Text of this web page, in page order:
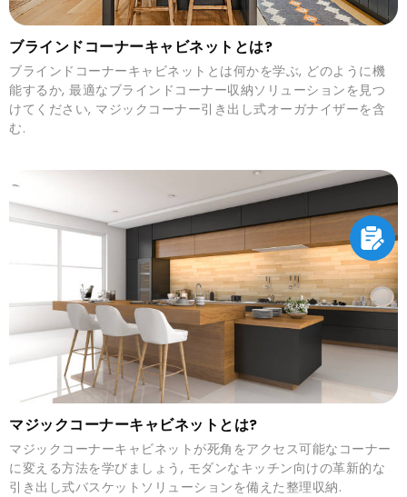
ブラインドコーナーキャビネットとは?
ブラインドコーナーキャビネットとは何かを学ぶ, どのように機
能するか, 最適なブラインドコーナー収納ソリューションを見つ
けてください, マジックコーナー引き出し式オーガナイザーを含
む.
マジックコーナーキャビネットとは?
マジックコーナーキャビネットが死角をアクセス可能なコーナー
に変える方法を学びましょう, モダンなキッチン向けの革新的な
引き出し式バスケットソリューションを備えた整理収納.